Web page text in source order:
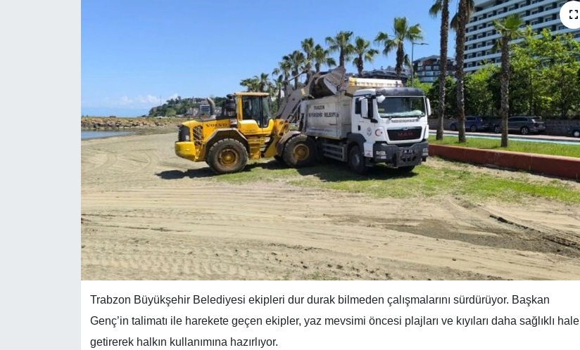
Trabzon Büyükşehir Belediyesi ekipleri dur durak bilmeden çalışmalarını sürdürüyor. Başkan
Genç’in talimatı ile harekete geçen ekipler, yaz mevsimi öncesi plajları ve kıyıları daha sağlıklı hale
getirerek halkın kullanımına hazırlıyor.